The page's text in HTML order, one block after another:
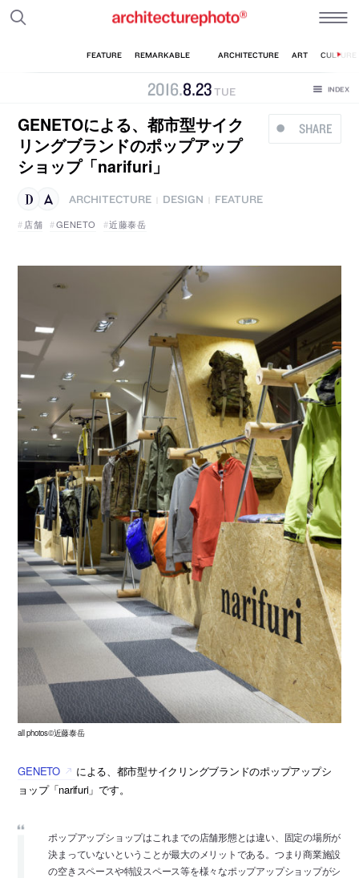
2016.8.23TUE
SHARE
GENETOによる、都市型サイク
リングブランドのポップアップ
ショップ「narifuri」
ARCHITECTURE DESIGN
FEATURE
店舗
GENETO 近藤泰岳
all photos©近藤泰岳
GENETO
による、都市型サイクリングブランドのポップアップシ
ョップ「narifuri」です。
ポップアップショップはこれまでの店舗形態とは違い、固定の場所が
決まっていないということが最大のメリットである。つまり商業施設
の空きスペースや特設スペース等を様々なポップアップショップがシ